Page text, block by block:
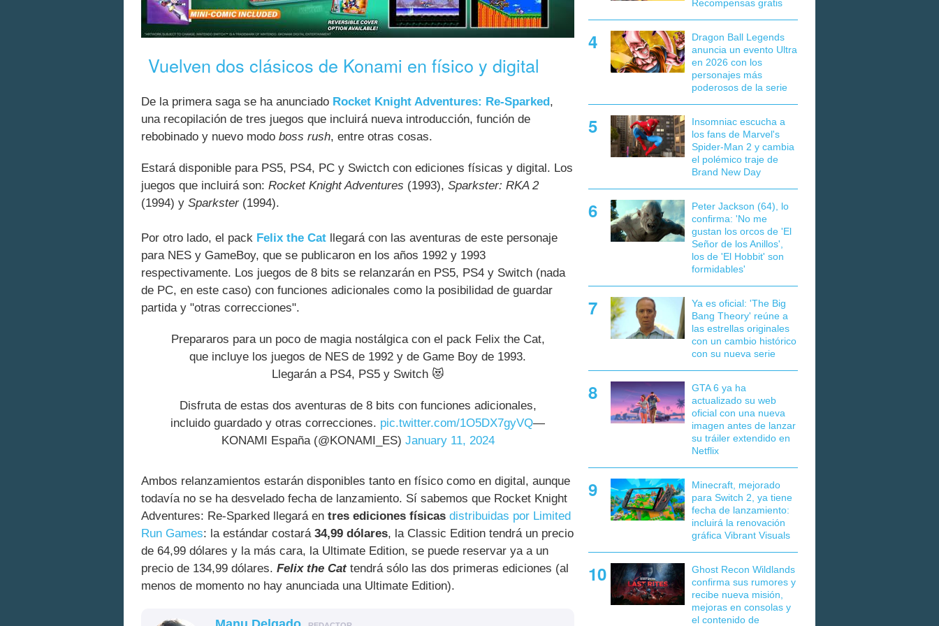
Vuelven dos clásicos de Konami en físico y digital
De la primera saga se ha anunciado Rocket Knight Adventures: Re-Sparked,
una recopilación de tres juegos que incluirá nueva introducción, función de
rebobinado y nuevo modo boss rush, entre otras cosas.
Estará disponible para PS5, PS4, PC y Swictch con ediciones físicas y digital. Los
juegos que incluirá son: Rocket Knight Adventures (1993), Sparkster: RKA 2
(1994) y Sparkster(1994).
Por otro lado, el pack Felix the Cat llegará con las aventuras de este personaje
para NES y GameBoy, que se publicaron en los años 1992 y 1993
respectivamente. Los juegos de 8 bits se relanzarán en PS5, PS4 y Switch (nada
de PC, en este caso) con funciones adicionales como la posibilidad de guardar
partida y "otras correcciones".
Prepararos para un poco de magia nostálgica con el pack Felix the Cat,
que incluye los juegos de NES de 1992 y de Game Boy de 1993.
Llegarán a PS4, PS5 y Switch 😻
Disfruta de estas dos aventuras de 8 bits con funciones adicionales,
incluido guardado y otras correcciones. pic.twitter.com/1O5DX7gyVQ—
KONAMI España (@KONAMI_ES) January 11, 2024
Ambos relanzamientos estarán disponibles tanto en físico como en digital, aunque
todavía no se ha desvelado fecha de lanzamiento. Sí sabemos que Rocket Knight
Adventures: Re-Sparked llegará en tres ediciones físicas distribuidas por Limited
Run Games: la estándar costará 34,99 dólares, la Classic Edition tendrá un precio
de 64,99 dólares y la más cara, la Ultimate Edition, se puede reservar ya a un
precio de 134,99 dólares. Felix the Cattendrá sólo las dos primeras ediciones (al
menos de momento no hay anunciada una Ultimate Edition).
Recompensas gratis
Dragon Ball Legends
anuncia un evento Ultra
en 2026 con los
personajes más
poderosos de la serie
Insomniac escucha a
los fans de Marvel's
Spider-Man 2 y cambia
el polémico traje de
Brand New Day
Peter Jackson (64), lo
confirma: 'No me
gustan los orcos de 'El
Señor de los Anillos',
los de 'El Hobbit' son
formidables'
Ya es oficial: 'The Big
Bang Theory' reúne a
las estrellas originales
con un cambio histórico
con su nueva serie
GTA 6 ya ha
actualizado su web
oficial con una nueva
imagen antes de lanzar
su tráiler extendido en
Netflix
Minecraft, mejorado
para Switch 2, ya tiene
fecha de lanzamiento:
incluirá la renovación
gráfica Vibrant Visuals
Ghost Recon Wildlands
confirma sus rumores y
recibe nueva misión,
mejoras en consolas y
el contenido de